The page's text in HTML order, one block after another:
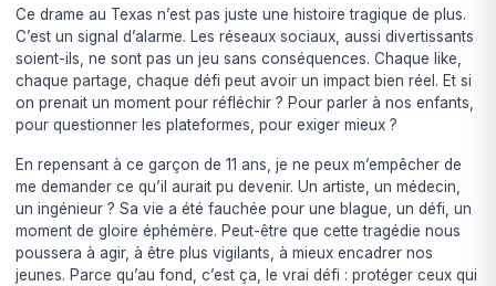
Ce drame au Texas n’est pas juste une histoire tragique de plus.
C’est un signal d’alarme. Les réseaux sociaux, aussi divertissants
soient-ils, ne sont pas un jeu sans conséquences. Chaque like,
chaque partage, chaque défi peut avoir un impact bien réel. Et si
on prenait un moment pour réfléchir ? Pour parler à nos enfants,
pour questionner les plateformes, pour exiger mieux ?
En repensant à ce garçon de 11 ans, je ne peux m’empêcher de
me demander ce qu’il aurait pu devenir. Un artiste, un médecin,
un ingénieur ? Sa vie a été fauchée pour une blague, un défi, un
moment de gloire éphémère. Peut-être que cette tragédie nous
poussera à agir, à être plus vigilants, à mieux encadrer nos
jeunes. Parce qu’au fond, c’est ça, le vrai défi : protéger ceux qui